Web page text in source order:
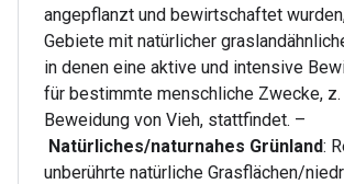
angepflanzt und bewirtschaftet
Gebiete mit natürlicher
in denen eine aktive und intensive
für bestimmte menschliche Zwecke, z.
Beweidung von Vieh, stattfindet. –
Natürliches/naturnahes Grünland:
unberührte natürliche Grasflächen/